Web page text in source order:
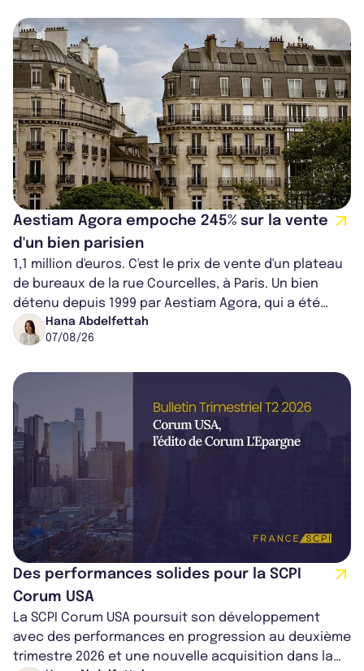
Aestiam Agora empoche 245% sur la vente
d'un bien parisien
1,1 million d'euros. C'est le prix de vente d'un plateau
de bureaux de la rue Courcelles, à Paris. Un bien
détenu depuis 1999 par Aestiam Agora, qui a été
cédé avec une plus-value...
Hana Abdelfettah
07/08/26
Des performances solides pour la SCPI
Corum USA
La SCPI Corum USA poursuit son développement
avec des performances en progression au deuxième
trimestre 2026 et une nouvelle acquisition dans la